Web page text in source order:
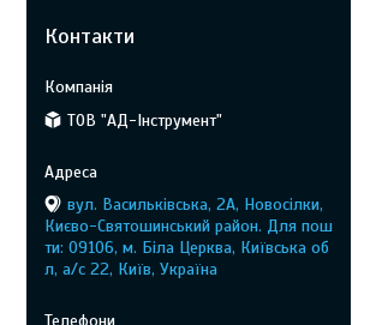
Контакти
ТОВ "АД-Інструмент"
вул. Васильківська, 2А, Новосілки,
Києво-Святошинський район. Для пош
ти: 09106, м. Біла Церква, Київська об
л, а/с 22, Київ, Україна